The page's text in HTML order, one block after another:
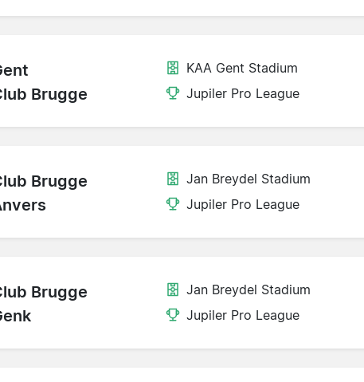
Brugge
KAA Gent Stadium
Jupiler Pro League
Brugge
Jan Breydel Stadium
Jupiler Pro League
Brugge
Jan Breydel Stadium
Jupiler Pro League